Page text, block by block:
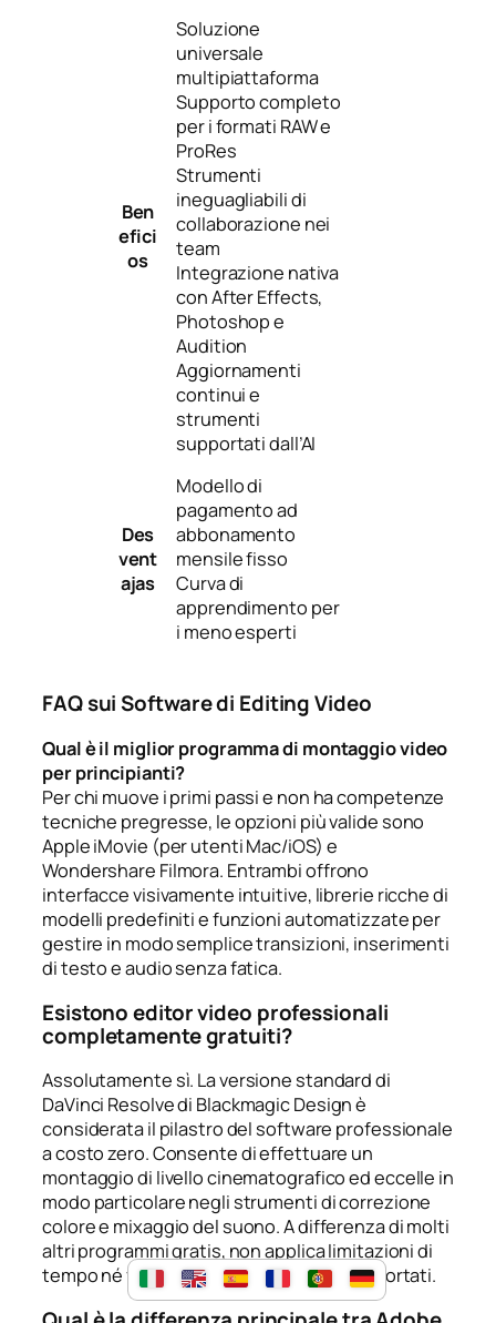
Ben
efici
os
Soluzione
universale
multipiattaforma
Supporto completo
per i formati RAW e
ProRes
Strumenti
ineguagliabili di
collaborazione nei
team
Integrazione nativa
con After Effects,
Photoshop e
Audition
Aggiornamenti
continui e
strumenti
supportati dall’AI
Des
vent
ajas
Modello di
pagamento ad
abbonamento
mensile fisso
Curva di
apprendimento per
i meno esperti
FAQ sui Software di Editing Video
Qual è il miglior programma di montaggio video
per principianti?
Per chi muove i primi passi e non ha competenze
tecniche pregresse, le opzioni più valide sono
Apple iMovie (per utenti Mac/iOS) e
Wondershare Filmora. Entrambi offrono
interfacce visivamente intuitive, librerie ricche di
modelli predefiniti e funzioni automatizzate per
gestire in modo semplice transizioni, inserimenti
di testo e audio senza fatica.
Esistono editor video professionali
completamente gratuiti?
Assolutamente sì. La versione standard di
DaVinci Resolve di Blackmagic Design è
considerata il pilastro del software professionale
a costo zero. Consente di effettuare un
montaggio di livello cinematografico ed eccelle in
modo particolare negli strumenti di correzione
colore e mixaggio del suono. A differenza di molti
altri programmi gratis, non applica limitazioni di
tempo né fastidiose filigrane ai video esportati.